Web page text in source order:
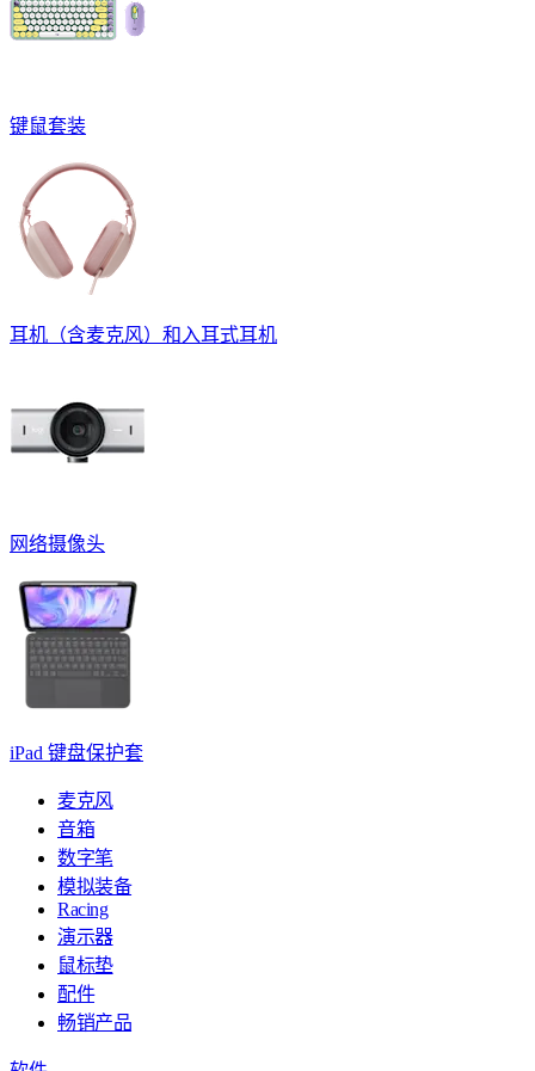
键鼠套装
耳机（含麦克风）和入耳式耳机
网络摄像头
iPad 键盘保护套
麦克风
音箱
数字笔
模拟装备
Racing
演示器
鼠标垫
配件
畅销产品